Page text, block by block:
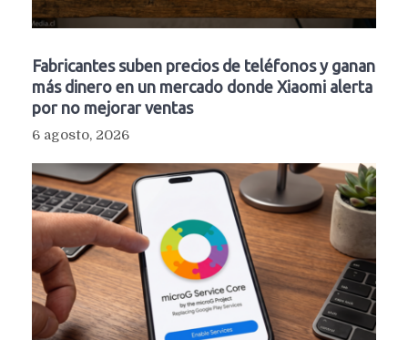
Fabricantes suben precios de teléfonos y ganan
más dinero en un mercado donde Xiaomi alerta
por no mejorar ventas
6 agosto, 2026